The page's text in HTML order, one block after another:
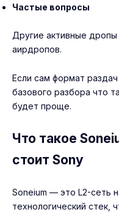
Частые вопросы
Другие активные
аирдропов.
Если сам формат
базового разбора что
будет проще.
Что такое
стоит Sony
Soneium — это L2-сеть
технологический стек,